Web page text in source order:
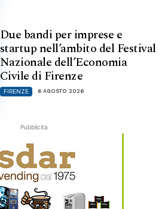
Due bandi per imprese e
startup nell’ambito del Festival
Nazionale dell’Economia
Civile di Firenze
FIRENZE 6 AGOSTO 2026
Pubblicità